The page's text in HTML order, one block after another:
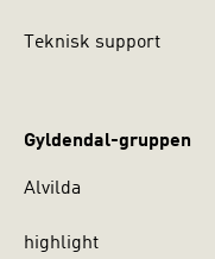
Teknisk support
Gyldendal-gruppen
Alvilda
highlight